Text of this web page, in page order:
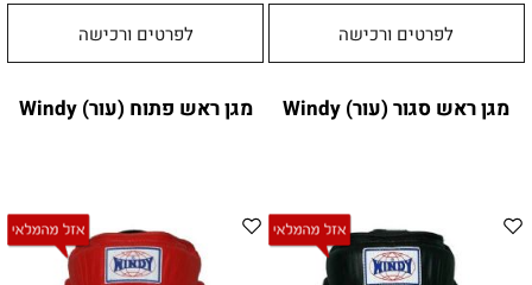
לפרטים ורכישה לפרטים ורכישה
מגן ראש סגור (עור) Windy מגן ראש פתוח (עור) Windy